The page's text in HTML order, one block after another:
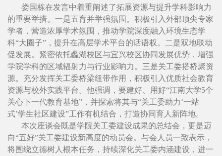
娄国栋在发言中着重阐述了拓展资源与提升学科影响力
的重要举措。一是五育并举强氛围。积极引入外部顶尖专家
学者，营造浓厚学术氛围，推动学院深度融入环境生态学
科“大圈子”，提升在高层学术平台的话语权。二是双地联动
促发展。紧密依托蠡湖校区与宜兴校区协同发展优势，增强
学院学科的区域辐射力与行业影响力。三是关工委搭桥聚资
源。充分发挥关工委桥梁纽带作用，积极引入优质社会教育
资源与校外实践平台。他强调，要建好、用好“江南大学5个
关心下一代教育基地”，并探索将其与“关工委助力‘一站
式’学生社区建设”工作有机结合，打造协同育人新阵地。
本次座谈会既是学院关工委建设成果的总结会，更是迈
向“五好”关工委建设新高度的动员会。与会人员一致表示，
将围绕立德树人根本任务，持续深化关工委内涵建设，进一